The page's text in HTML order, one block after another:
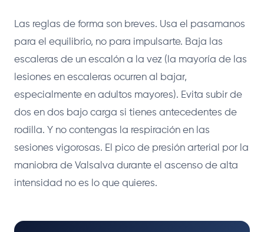
Las reglas de forma son breves. Usa el pasamanos
para el equilibrio, no para impulsarte. Baja las
escaleras de un escalón a la vez (la mayoría de las
lesiones en escaleras ocurren al bajar,
especialmente en adultos mayores). Evita subir de
dos en dos bajo carga si tienes antecedentes de
rodilla. Y no contengas la respiración en las
sesiones vigorosas. El pico de presión arterial por la
maniobra de Valsalva durante el ascenso de alta
intensidad no es lo que quieres.